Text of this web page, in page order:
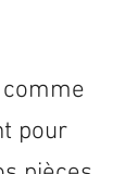
pour